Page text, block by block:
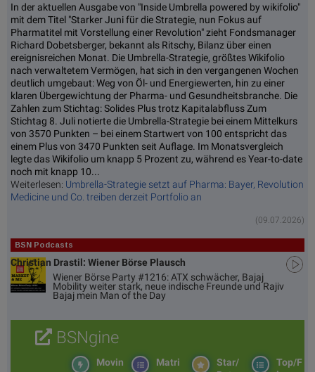
In der aktuellen Ausgabe von "Inside Umbrella powered by wikifolio"
mit dem Titel "Starker Juni für die Strategie, nun Fokus auf
Pharmatitel mit Vorstellung einer Revolution" zieht Fondsmanager
Richard Dobetsberger, bekannt als Ritschy, Bilanz über einen
ereignisreichen Monat. Die Umbrella-Strategie, größtes Wikifolio
nach verwaltetem Vermögen, hat sich in den vergangenen Wochen
deutlich umgebaut: Weg von Öl- und Energiewerten, hin zu einer
klaren Übergewichtung der Pharma- und Gesundheitsbranche. Die
Zahlen zum Stichtag: Solides Plus trotz Kapitalabfluss Zum
Stichtag 8. Juli notierte die Umbrella-Strategie bei einem Mittelkurs
von 3570 Punkten – bei einem Startwert von 100 entspricht das
einem Plus von 3470 Punkten seit Auflage. Im Monatsvergleich
legte das Wikifolio um knapp 5 Prozent zu, während es Year-to-date
noch mit knapp 10...
Weiterlesen: Umbrella-Strategie setzt auf Pharma: Bayer, Revolution
Medicine und Co. treiben derzeit Portfolio an
(09.07.2026)
BSN Podcasts
Christian Drastil: Wiener Börse Plausch
Wiener Börse Party #1216: ATX schwächer, Bajaj
Mobility weiter stark, neue indische Freunde und Rajiv
Bajaj mein Man of the Day
BSNgine
Top/F
Star/
Matri
Movin